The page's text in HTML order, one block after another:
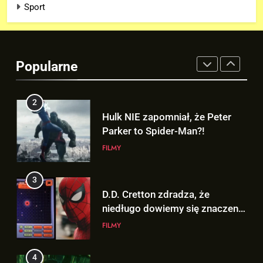
Sport
Popularne
2
Parker to Spider-Man?!
3
D.D. Cretton zdradza, że
niedługo dowiemy się znaczenia
sceny po napisach „SPIDER-
FILMY
4
Kolejne informacje o roli
Lokiego w „AVENGERS:
DOOMSDAY”!
FILMY
5